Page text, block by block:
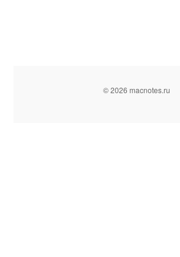
© 2026 macnotes.ru